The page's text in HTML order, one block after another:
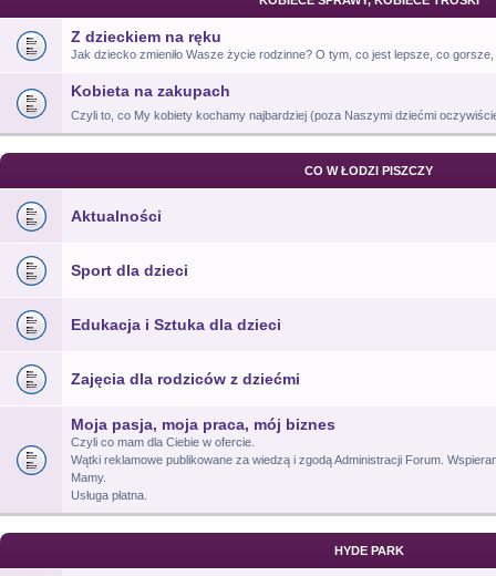
Z dzieckiem na ręku
Jak dziecko zmieniło Wasze życie rodzinne? O tym, co jest lepsze, co
Kobieta na zakupach
Czyli to, co My kobiety kochamy najbardziej (poza Naszymi dziećmi
CO W ŁODZI PISZCZY
Aktualności
Sport dla dzieci
Edukacja i Sztuka dla dzieci
Zajęcia dla rodziców z dziećmi
Moja pasja, moja praca, mój biznes
Czyli co mam dla Ciebie w ofercie.
Wątki reklamowe publikowane za wiedzą i zgodą Administracji Forum.
Mamy.
Usługa płatna.
HYDE PARK